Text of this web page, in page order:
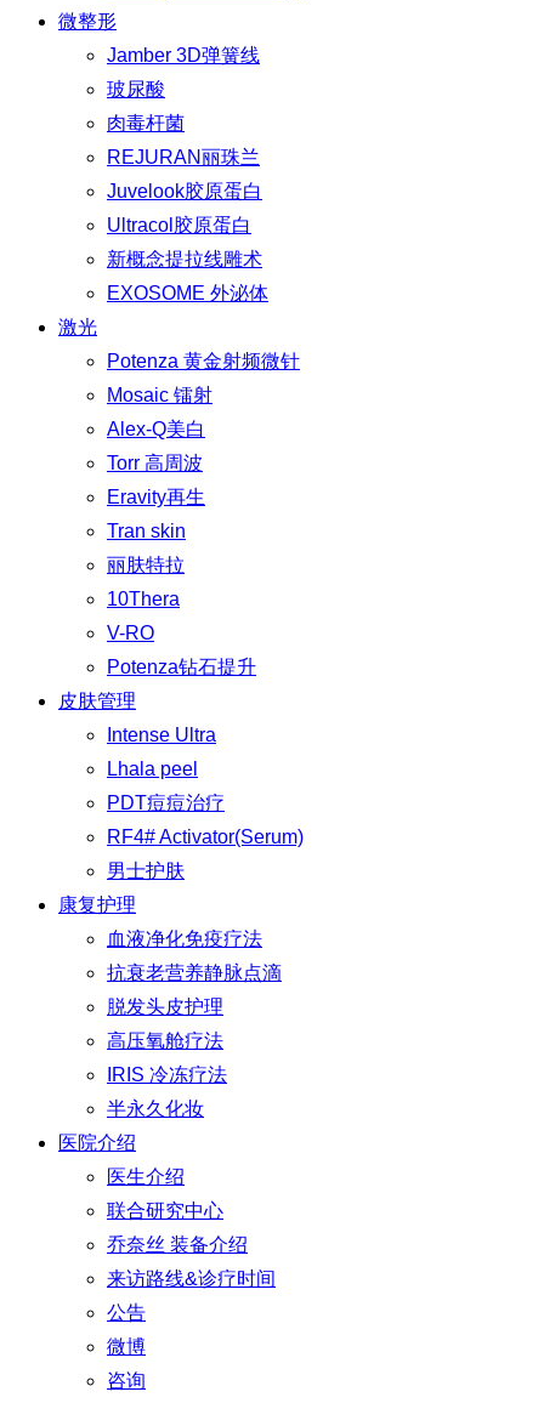
微整形
Jamber 3D弹簧线
玻尿酸
肉毒杆菌
REJURAN丽珠兰
Juvelook胶原蛋白
Ultracol胶原蛋白
新概念提拉线雕术
EXOSOME 外泌体
激光
Potenza 黄金射频微针
Mosaic 镭射
Alex-Q美白
Torr 高周波
Eravity再生
Tran skin
丽肤特拉
10Thera
V-RO
Potenza钻石提升
皮肤管理
Intense Ultra
Lhala peel
PDT痘痘治疗
RF4# Activator(Serum)
男士护肤
康复护理
血液净化免疫疗法
抗衰老营养静脉点滴
脱发头皮护理
高压氧舱疗法
IRIS 冷冻疗法
半永久化妆
医院介绍
医生介绍
联合研究中心
乔奈丝 装备介绍
来访路线&诊疗时间
公告
微博
咨询